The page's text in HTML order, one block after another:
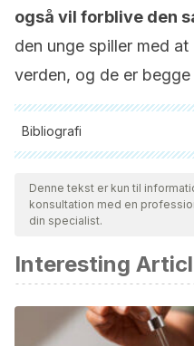
også vil forblive den
den unge spiller med
verden, og de er
Bibliografi
Alle citerede kilder blev
for at sikre deres kvalitet,
Bibliografien i denne artikel
Chamorro, R. G., &
oxígeno por kilogramo de
futbolistas.Revista
la Actividad Física y del
Denne tekst er kun til
konsultation med en
din specialist.
Interesting